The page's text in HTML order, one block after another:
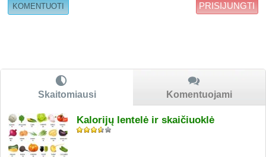
PRISIJUNGTI
Skaitomiausi Komentuojami
Kalorijų lentelė ir skaičiuoklė